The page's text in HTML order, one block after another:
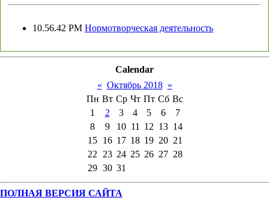
10.56.42 PM Нормотворческая деятельность
Calendar
« Октябрь 2018 »
Пн Вт Ср Чт Пт Сб Вс
1
2 3 4 5 6
7
8
9 10 11 12 13 14
15 16 17 18 19 20 21
22
23 24 25 26 27 28
29 30 31
ПОЛНАЯ ВЕРСИЯ САЙТА